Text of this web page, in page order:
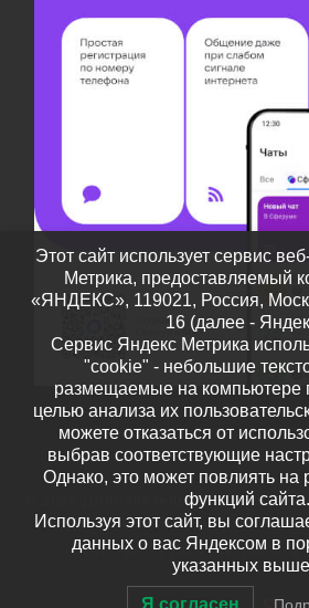
Дополнительное
области– Все права
Работает наWP – Разработан в
Этот сайт использует сервис
Метрика, предоставляемый
«ЯНДЕКС», 119021, Россия,
16 (далее -
Сервис Яндекс Метрика
"cookie" - небольшие
размещаемые на компьютере
целью анализа их
можете отказаться от
выбрав соответствующие
Однако, это может повлиять на
функций сайта.
Используя этот сайт, вы
данных о вас Яндексом в
указанных
Я согласен